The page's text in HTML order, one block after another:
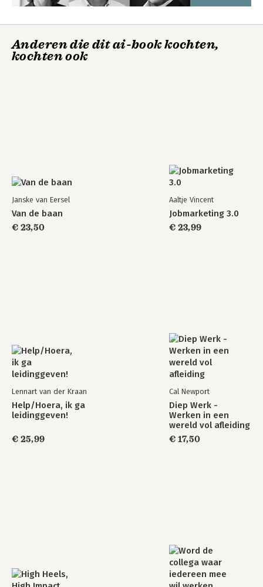
Bibliotheek en bronnen 329
Anderen die dit ai-book kochten,
kochten ook
Janske van Eersel
Van de baan
€ 23,50
Aaltje Vincent
Jobmarketing 3.0
€ 23,99
Lennart van der Kraan
Help/Hoera, ik ga
leidinggeven!
€ 25,99
Cal Newport
Diep Werk -
Werken in een
wereld vol afleiding
€ 17,50